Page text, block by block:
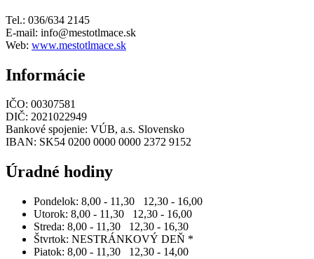
Tel.: 036/634 2145
E-mail: info@mestotlmace.sk
Web: www.mestotlmace.sk
Informácie
IČO: 00307581
DIČ: 2021022949
Bankové spojenie: VÚB, a.s. Slovensko
IBAN: SK54 0200 0000 0000 2372 9152
Úradné hodiny
Pondelok: 8,00 - 11,30 12,30 - 16,00
Utorok: 8,00 - 11,30 12,30 - 16,00
Streda: 8,00 - 11,30 12,30 - 16,30
Štvrtok: NESTRÁNKOVÝ DEŇ *
Piatok: 8,00 - 11,30 12,30 - 14,00